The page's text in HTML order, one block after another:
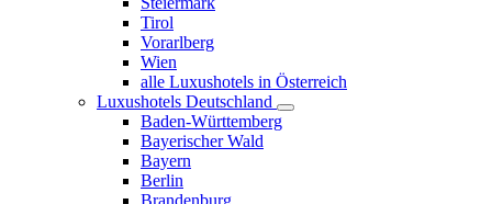
Tirol
Vorarlberg
Wien
alle Luxushotels in Österreich
Luxushotels Deutschland
Baden-Württemberg
Bayerischer Wald
Bayern
Berlin
Brandenburg